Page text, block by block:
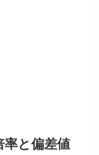
率と偏差値